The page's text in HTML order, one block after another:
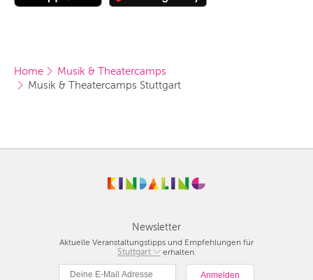
Home
Musik & Theatercamps
Musik & Theatercamps Stuttgart
Newsletter
Aktuelle Veranstaltungstipps und Empfehlungen für
Stuttgart
Berlin
München
erhalten.